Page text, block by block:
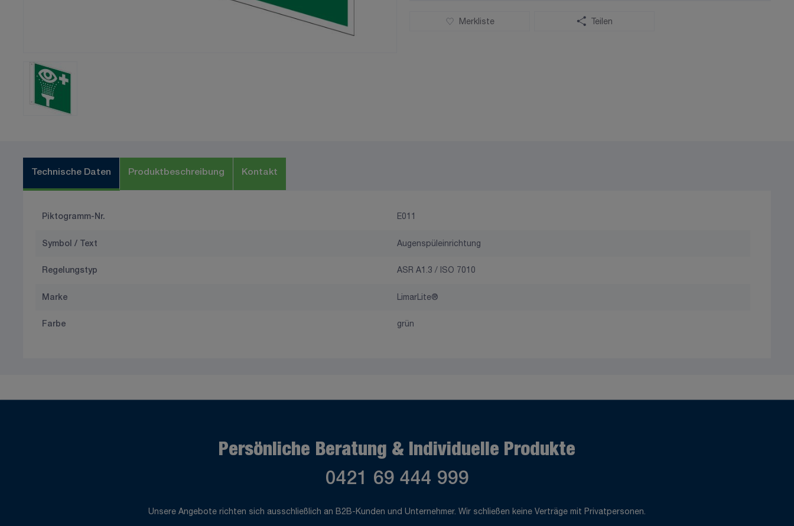
Merkliste Teilen
Technische Daten Produktbeschreibung Kontakt
Piktogramm-Nr. E011
Symbol / Text Augenspüleinrichtung
Regelungstyp ASR A1.3 / ISO 7010
Marke LimarLite®
Farbe grün
Persönliche Beratung & Individuelle Produkte
0421 69 444 999
Unsere Angebote richten sich ausschließlich an B2B-Kunden und Unternehmer. Wir schließen keine Verträge mit Privatpersonen.